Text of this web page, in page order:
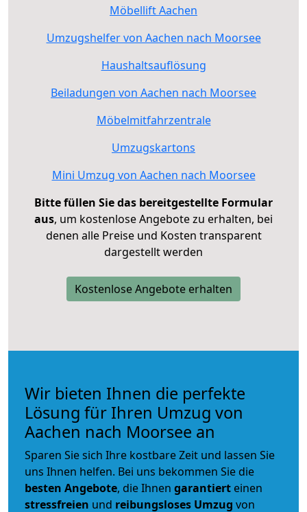
Möbellift Aachen
Umzugshelfer von Aachen nach Moorsee
Haushaltsauflösung
Beiladungen von Aachen nach Moorsee
Möbelmitfahrzentrale
Umzugskartons
Mini Umzug von Aachen nach Moorsee
Bitte füllen Sie das bereitgestellte Formular
aus, um kostenlose Angebote zu erhalten, bei
denen alle Preise und Kosten transparent
dargestellt werden
Kostenlose Angebote erhalten
Wir bieten Ihnen die perfekte
Lösung für Ihren Umzug von
Aachen nach Moorsee an
Sparen Sie sich Ihre kostbare Zeit und lassen Sie
uns Ihnen helfen. Bei uns bekommen Sie die
besten Angebote, die Ihnen garantiert einen
stressfreien und reibungsloses Umzug von